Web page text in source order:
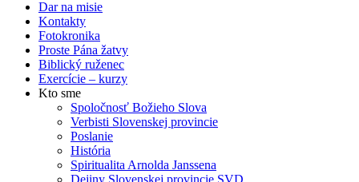
Dar na misie
Kontakty
Fotokronika
Proste Pána žatvy
Biblický ruženec
Exercície – kurzy
Kto sme
Spoločnosť Božieho Slova
Verbisti Slovenskej provincie
Poslanie
História
Spiritualita Arnolda Janssena